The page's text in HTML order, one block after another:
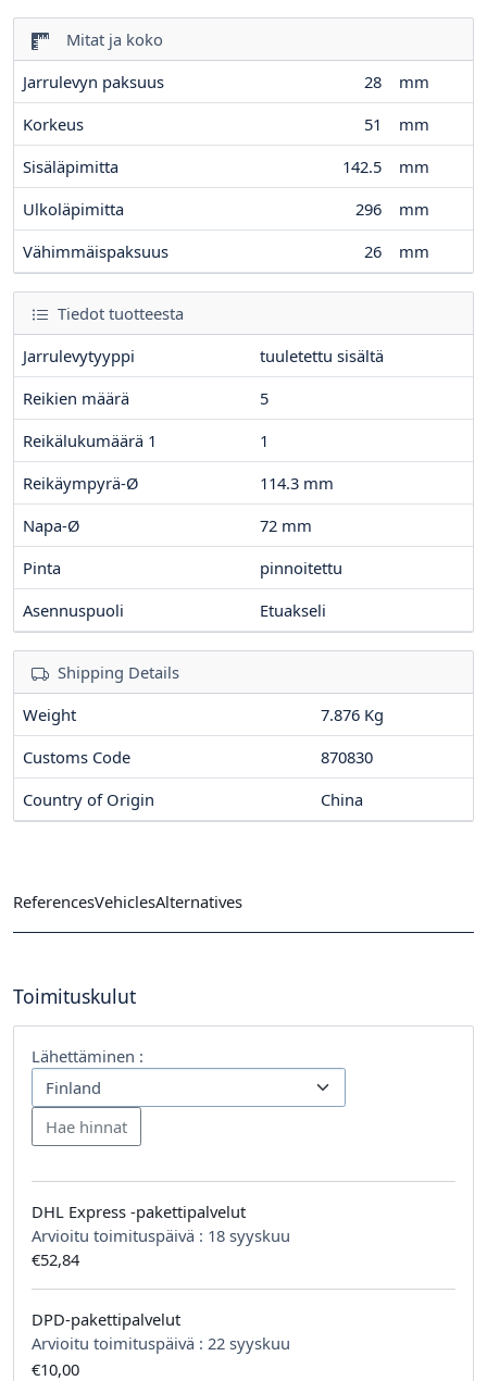
Mitat ja koko
Jarrulevyn paksuus
28
mm
Korkeus
51
mm
Sisäläpimitta
142.5
mm
Ulkoläpimitta
296
mm
Vähimmäispaksuus
26 mm
Tiedot tuotteesta
Jarrulevytyyppi
tuuletettu sisältä
Reikien määrä
5
Reikälukumäärä 1
1
Reikäympyrä-Ø
114.3 mm
Napa-Ø
72 mm
Pinta
pinnoitettu
Asennuspuoli
Etuakseli
Shipping Details
Weight
7.876 Kg
Customs Code
870830
Country of Origin
China
ReferencesVehiclesAlternatives
Toimituskulut
Lähettäminen :
DHL Express -pakettipalvelut
Arvioitu toimituspäivä : 18 syyskuu
€52,84
DPD-pakettipalvelut
Arvioitu toimituspäivä : 22 syyskuu
€10,00